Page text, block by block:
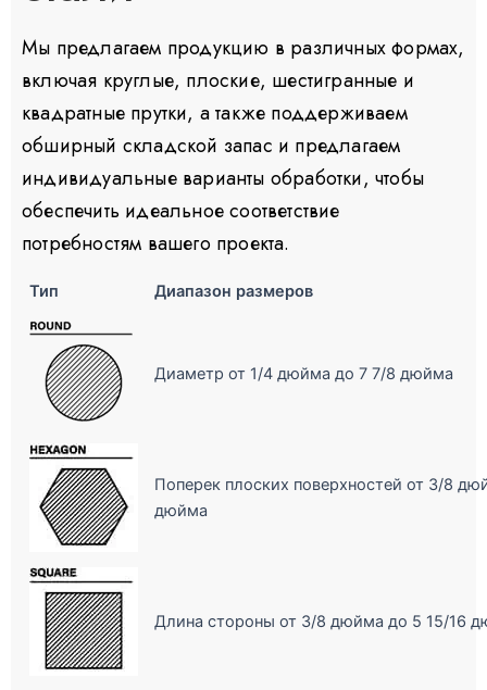
Мы предлагаем продукцию в различных формах,
включая круглые, плоские, шестигранные и
квадратные прутки, а также поддерживаем
обширный складской запас и предлагаем
индивидуальные варианты обработки, чтобы
обеспечить идеальное соответствие
потребностям вашего проекта.
Тип Диапазон размеров
Диаметр от 1/4 дюйма до 7 7/8 дюйма
Поперек плоских поверхностей от 3/8
дюйма
Длина стороны от 3/8 дюйма до 5 15/16